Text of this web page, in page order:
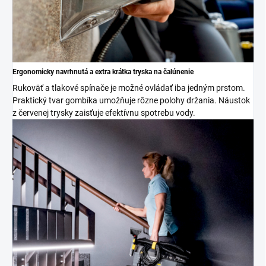
Ergonomicky navrhnutá a extra krátka tryska na čalúnenie
Rukoväť a tlakové spínače je možné ovládať iba jedným prstom.
Praktický tvar gombíka umožňuje rôzne polohy držania. Náustok
z červenej trysky zaisťuje efektívnu spotrebu vody.